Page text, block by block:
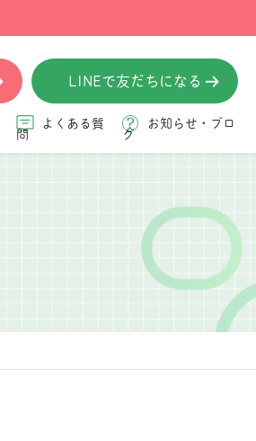
LINEで友だちになる
よくある質
問
お知らせ・ブロ
グ